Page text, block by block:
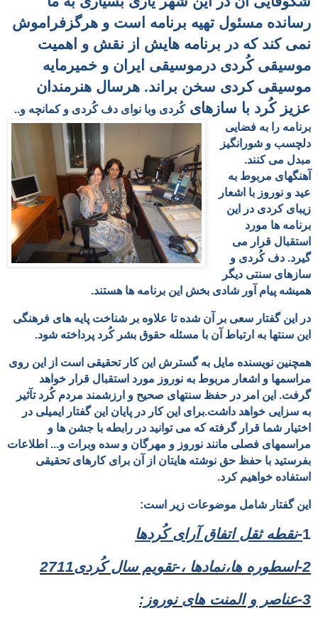
رسانده مسئول تهیه برنامه است و هرگزفراموش
نمی کند که در برنامه هایش از نقش و اهمیت
موسیقی کُردی درموسیقی ایران و خمیرمایه
موسیقی کردی سخن براند. هرسال هنرمندان
عزیز کُرد با سازهایکُردی وبا نوای دف کُردی و کمانچه و..
برنامه را به فضایی
دلچسب و شورانگیز
مبدل می کنند.
آهنگهای مربوط به
عید و نوروز با اشعار
زیبای کردی در این
برنامه ها مورد
استقبال قرار می
گیرد. دف کُردی و
سازهای سنتی دیگر
همیشه پیام آور شادی بخش این برنامه ها هستند.
در این گفتار سعی بر آن شده تا علاوه بر شناخت پایه های فرهنگی
این سنتها به ارتباط آن با مسئله حقوق بشر کُرد پرداخته شود.
همچنین نویسنده مایل به گسترش این کار تحقیقی است از این روی
مراسمها و اشعار مربوط به نوروز مورد استقبال قرار خواهد
گرفت. این امر در حفظ سنتهای صحیح و ارزشمند مردم کُرد تآثیر
به سزایی خواهد داشت.برای این کار در پایان این گفتار ایمیلی در
اختیار شما قرار گرفته که می توانید در رابطه با جشن ها و
مراسمهای فصلی مانند نوروز و مهرگان و سده وبرات و... اطلاعات
بفرستید با حفظ حق نوشته هایتان از آن برای کارهای تحقیقی
استفاده خواهیم کرد.
این گفتار شامل موضوعات زیر است:
1-نقطه ثقل اتفاق آرای کُردها
2-اسطوره ها،نمادها ،-تقویم سال کُردی2711
3-عناصر و المنت های نوروز: